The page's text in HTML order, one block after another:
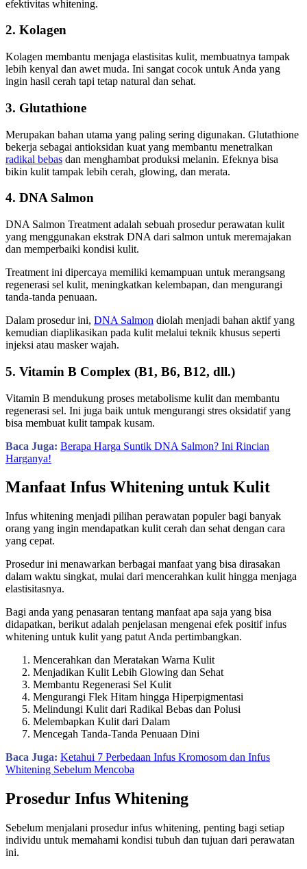
efektivitas whitening.
2. Kolagen
Kolagen membantu menjaga elastisitas kulit, membuatnya tampak
lebih kenyal dan awet muda. Ini sangat cocok untuk Anda yang
ingin hasil cerah tapi tetap natural dan sehat.
3. Glutathione
Merupakan bahan utama yang paling sering digunakan. Glutathione
bekerja sebagai antioksidan kuat yang membantu menetralkan
radikal bebas dan menghambat produksi melanin. Efeknya bisa
bikin kulit tampak lebih cerah, glowing, dan merata.
4. DNA Salmon
DNA Salmon Treatment adalah sebuah prosedur perawatan kulit
yang menggunakan ekstrak DNA dari salmon untuk meremajakan
dan memperbaiki kondisi kulit.
Treatment ini dipercaya memiliki kemampuan untuk merangsang
regenerasi sel kulit, meningkatkan kelembapan, dan mengurangi
tanda-tanda penuaan.
Dalam prosedur ini, DNA Salmon diolah menjadi bahan aktif yang
kemudian diaplikasikan pada kulit melalui teknik khusus seperti
injeksi atau masker wajah.
5. Vitamin B Complex (B1, B6, B12, dll.)
Vitamin B mendukung proses metabolisme kulit dan membantu
regenerasi sel. Ini juga baik untuk mengurangi stres oksidatif yang
bisa membuat kulit tampak kusam.
Baca Juga: Berapa Harga Suntik DNA Salmon? Ini Rincian
Harganya!
Manfaat Infus Whitening untuk Kulit
Infus whitening menjadi pilihan perawatan populer bagi banyak
orang yang ingin mendapatkan kulit cerah dan sehat dengan cara
yang cepat.
Prosedur ini menawarkan berbagai manfaat yang bisa dirasakan
dalam waktu singkat, mulai dari mencerahkan kulit hingga menjaga
elastisitasnya.
Bagi anda yang penasaran tentang manfaat apa saja yang bisa
didapatkan, berikut adalah penjelasan mengenai efek positif infus
whitening untuk kulit yang patut Anda pertimbangkan.
Mencerahkan dan Meratakan Warna Kulit
Menjadikan Kulit Lebih Glowing dan Sehat
Membantu Regenerasi Sel Kulit
Mengurangi Flek Hitam hingga Hiperpigmentasi
Melindungi Kulit dari Radikal Bebas dan Polusi
Melembapkan Kulit dari Dalam
Mencegah Tanda-Tanda Penuaan Dini
Baca Juga: Ketahui 7 Perbedaan Infus Kromosom dan Infus
Whitening Sebelum Mencoba
Prosedur Infus Whitening
Sebelum menjalani prosedur infus whitening, penting bagi setiap
individu untuk memahami kondisi tubuh dan tujuan dari perawatan
ini.